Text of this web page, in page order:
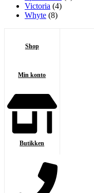
Victoria (4)
Whyte (8)
Shop
Min konto
Butikken